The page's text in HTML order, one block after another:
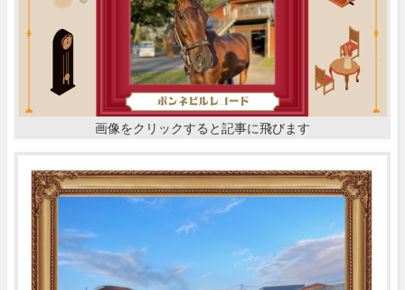
画像をクリックすると記事に飛びます